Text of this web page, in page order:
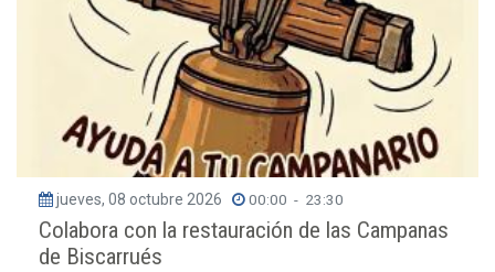
jueves, 08 octubre 2026 00:00 - 23:30
Colabora con la restauración de las Campanas
de Biscarrués